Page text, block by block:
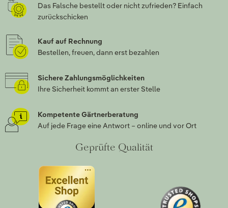
Das Falsche bestellt oder nicht zufrieden? Einfach
zurückschicken
Kauf auf Rechnung
Bestellen, freuen, dann erst bezahlen
Sichere Zahlungsmöglichkeiten
Ihre Sicherheit kommt an erster Stelle
Kompetente Gärtnerberatung
Auf jede Frage eine Antwort – online und vor Ort
Geprüfte Qualität